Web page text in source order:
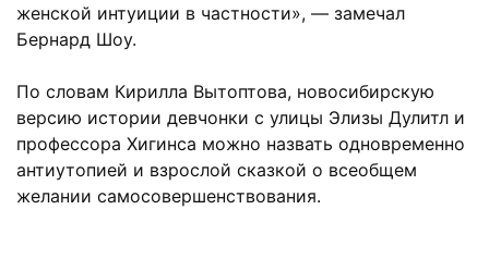
женской интуиции в частности», — замечал
Бернард Шоу.
По словам Кирилла Вытоптова, новосибирскую
версию истории девчонки с улицы Элизы Дулитл и
профессора Хигинса можно назвать одновременно
антиутопией и взрослой сказкой о всеобщем
желании самосовершенствования.